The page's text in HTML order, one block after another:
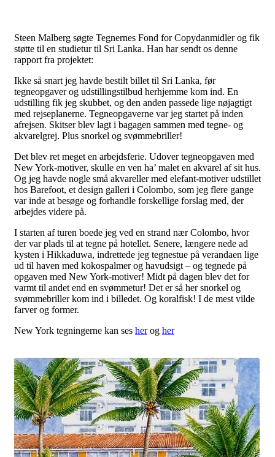
Steen Malberg søgte Tegnernes Fond for Copydanmidler og fik
støtte til en studietur til Sri Lanka. Han har sendt os denne
rapport fra projektet:
Ikke så snart jeg havde bestilt billet til Sri Lanka, før
tegneopgaver og udstillingstilbud herhjemme kom ind. En
udstilling fik jeg skubbet, og den anden passede lige nøjagtigt
med rejseplanerne. Tegneopgaverne var jeg startet på inden
afrejsen. Skitser blev lagt i bagagen sammen med tegne- og
akvarelgrej. Plus snorkel og svømmebriller!
Det blev ret meget en arbejdsferie. Udover tegneopgaven med
New York-motiver, skulle en ven ha’ malet en akvarel af sit hus.
Og jeg havde nogle små akvareller med elefant-motiver udstillet
hos Barefoot, et design galleri i Colombo, som jeg flere gange
var inde at besøge og forhandle forskellige forslag med, der
arbejdes videre på.
I starten af turen boede jeg ved en strand nær Colombo, hvor
der var plads til at tegne på hotellet. Senere, længere nede ad
kysten i Hikkaduwa, indrettede jeg tegnestue på verandaen lige
ud til haven med kokospalmer og havudsigt – og tegnede på
opgaven med New York-motiver! Midt på dagen blev det for
varmt til andet end en svømmetur! Det er så her snorkel og
svømmebriller kom ind i billedet. Og koralfisk! I de mest vilde
farver og former.
New York tegningerne kan ses herog her